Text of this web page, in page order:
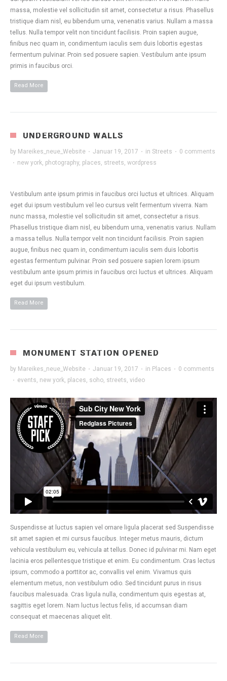
massa, molestie vel sollicitudin sit amet, consectetur a risus. Phasellus
tristique diam nisl, eu bibendum urna, venenatis varius. Nullam a massa
tellus. Nulla tempor velit non tincidunt facilisis. Proin sapien augue,
finibus nec quam in, condimentum iaculis sem duis lobortis egestas
fermentum pulvinar. Proin sed posuere sapien. Vestibulum ante ipsum
primis in faucibus orci.
Read More
UNDERGROUND WALLS
by Mareikes_neue_Website · Januar 19, 2017 · in Streets · 0 comments
· new york photography, places streets wordpress
Vestibulum ante ipsum primis in faucibus orci luctus et ultrices. Aliquam
eget dui ipsum vestibulum vel leo cursus velit fermentum viverra. Nam
nunc massa, molestie vel sollicitudin sit amet, consectetur a risus.
Phasellus tristique diam nisl, eu bibendum urna, venenatis varius. Nullam
a massa tellus. Nulla tempor velit non tincidunt facilisis. Proin sapien
augue, finibus nec quam in, condimentum iaculis sem duis lobortis
egestas fermentum pulvinar. Proin sed posuere sapien lorem ipsum
vestibulum ante ipsum primis in faucibus orci luctus et ultrices. Aliquam
eget dui ipsum vestibulum.
Read More
MONUMENT STATION OPENED
by Mareikes_neue_Website · Januar 19, 2017 · in Places · 0 comments
· events new york places soho streets video
Suspendisse at luctus sapien vel ornare ligula placerat sed Suspendisse
sit amet sapien et mi cursus faucibus. Integer metus mauris, dictum
vehicula vestibulum eu, vehicula at tellus. Donec id pulvinar mi. Nam eget
lacinia eros pellentesque tristique et enim. Eu condimentum. Cras lectus
ipsum, commodo a porttitor ac, convallis vel enim. Vivamus quis
elementum metus, non vestibulum odio. Sed tincidunt purus in risus
faucibus malesuada. Cras ligula nulla, condimentum quis egestas at,
sagittis eget lorem. Nam luctus lectus felis, id accumsan diam
consequat et maecenas aliquet elit.
Read More